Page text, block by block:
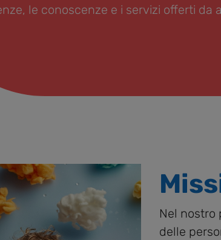
le conoscenze e i servizi offerti
Nel nostro
delle